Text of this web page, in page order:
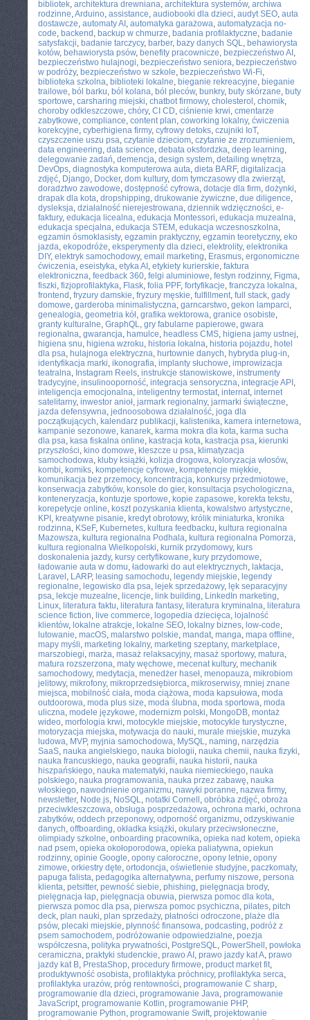
bibliotek, architektura drewniana, architektura systemów, archiwa
rodzinne,Arduino, assistance, audiobooki dla dzieci, audyt SEO, auta
dostawcze, automaty AI , automatyka garażowa, automatyzacja no-
code, backend , backup w chmurze, badania profilaktyczne, badanie
satysfakcji, badanie tarczycy, barber, bazy danych SQL, behawiorysta
kotów, behawiorysta psów, benefity pracownicze, bezpieczeństwo AI ,
bezpieczeństwo hulajnogi, bezpieczeństwo seniora, bezpieczeństwo
w podróży, bezpieczeństwo w szkole, bezpieczeństwo Wi-Fi,
biblioteka szkolna, biblioteki lokalne, bieganie rekreacyjne, bieganie
trailowe, ból barku, ból kolana, ból pleców, bunkry, buty skórzane, buty
sportowe, carsharing miejski, chatbot firmowy, cholesterol , chomik,
choroby odkleszczowe, chóry, CI CD, ciśnienie krwi, cmentarze
zabytkowe, compliance, content plan, coworking lokalny, ćwiczenia
korekcyjne, cyberhigiena firmy, cyfrowy detoks, czujniki IoT,
czyszczenie uszu psa, czytanie dzieciom, czytanie ze zrozumieniem,
data engineering, data science, debata oksfordzka, deep learning,
delegowanie zadań, demencja, design system, detailing wnętrza,
DevOps, diagnostyka komputerowa auta, dieta BARF, digitalizacja
zdjęć, Django, Docker, dom kultury, dom tymczasowy dla zwierząt,
doradztwo zawodowe, dostępność cyfrowa, dotacje dla firm, dożynki,
drapak dla kota, dropshipping, drukowanie żywiczne, due diligence,
dysleksja, działalność nierejestrowana, dziennik wdzięczności, e-
faktury, edukacja licealna, edukacja Montessori, edukacja muzealna,
edukacja specjalna, edukacja STEM , edukacja wczesnoszkolna,
egzamin ósmoklasisty, egzamin praktyczny, egzamin teoretyczny, eko
jazda, ekopodróże, eksperymenty dla dzieci, elektrolity, elektronika
DIY, elektryk samochodowy, email marketing, Erasmus, ergonomiczne
ćwiczenia, eseistyka, etyka AI , etykiety kurierskie, faktura
elektroniczna, feedback 360, felgi aluminiowe, festyn rodzinny, Figma,
fiszki, fizjoprofilaktyka, Flask, folia PPF, fortyfikacje, franczyza lokalna,
frontend , fryzury damskie, fryzury męskie, fulfillment, full stack, gady
domowe, garderoba minimalistyczna, garncarstwo, gekon lamparci,
genealogia, geometria kół, grafika wektorowa, granice osobiste,
granty kulturalne, GraphQL, gry fabularne papierowe, gwara
regionalna, gwarancja, hamulce, headless CMS, higiena jamy ustnej,
higiena snu, higiena wzroku, historia lokalna, historia pojazdu, hotel
dla psa, hulajnoga elektryczna, hurtownie danych, hybryda plug-in,
identyfikacja marki, ikonografia, implanty słuchowe, improwizacja
teatralna, Instagram Reels, instrukcje stanowiskowe, instrumenty
tradycyjne, insulinooporność, integracja sensoryczna, integracje API ,
inteligencja emocjonalna, inteligentny termostat, internat, internet
satelitarny, inwestor anioł, jarmark regionalny, jarmarki świąteczne,
jazda defensywna, jednoosobowa działalność, joga dla
początkujących, kalendarz publikacji, kalistenika, kamera internetowa,
kampanie sezonowe, kanarek, karma mokra dla kota, karma sucha
dla psa, kasa fiskalna online, kastracja kota, kastracja psa, kierunki
przyszłości, kino domowe, kleszcze u psa, klimatyzacja
samochodowa, kluby książki, kolizja drogowa, koloryzacja włosów,
kombi, komiks, kompetencje cyfrowe, kompetencje miękkie,
komunikacja bez przemocy, koncentracja, konkursy przedmiotowe,
konserwacja zabytków, konsole do gier, konsultacja psychologiczna,
konteneryzacja, kontuzje sportowe, kopie zapasowe, korekta tekstu,
korepetycje online, koszt pozyskania klienta, kowalstwo artystyczne,
KPI , kreatywne pisanie, kredyt obrotowy, królik miniaturka, kronika
rodzinna, KSeF, Kubernetes, kultura feedbacku, kultura regionalna
Mazowsza, kultura regionalna Podhala, kultura regionalna Pomorza,
kultura regionalna Wielkopolski, kurnik przydomowy, kurs
doskonalenia jazdy, kursy certyfikowane, kury przydomowe,
ładowanie auta w domu, ładowarki do aut elektrycznych, laktacja,
Laravel , LARP, leasing samochodu, legendy miejskie, legendy
regionalne, legowisko dla psa, lejek sprzedażowy, lęk separacyjny
psa, lekcje muzealne, licencje, link building, LinkedIn marketing,
Linux, literatura faktu, literatura fantasy, literatura kryminalna, literatura
science fiction, live commerce, logopedia dziecięca, lojalność
klientów, lokalne atrakcje, lokalne SEO, lokalny biznes, low-code,
lutowanie, macOS, malarstwo polskie, mandat, manga, mapa offline,
mapy myśli, marketing lokalny, marketing szeptany, marketplace,
marszobiegi, marża, masaż relaksacyjny, masaż sportowy, matura,
matura rozszerzona, maty węchowe, mecenat kultury, mechanik
samochodowy, medytacja, menedżer haseł, menopauza, mikrobiom
jelitowy, mikrofony, mikroprzedsiębiorca, mikroserwisy, mniej znane
miejsca, mobilność ciała, moda ciążowa, moda kapsułowa, moda
outdoorowa, moda plus size, moda ślubna, moda sportowa, moda
uliczna, modele językowe, modernizm polski, MongoDB, montaż
wideo, morfologia krwi, motocykle miejskie, motocykle turystyczne,
motoryzacja miejska, motywacja do nauki, murale miejskie, muzyka
ludowa, MVP, myjnia samochodowa, MySQL, naming, narzędzia
SaaS, nauka angielskiego, nauka biologii, nauka chemii, nauka fizyki,
nauka francuskiego, nauka geografii, nauka historii, nauka
hiszpańskiego, nauka matematyki, nauka niemieckiego, nauka
polskiego, nauka programowania, nauka przez zabawę, nauka
włoskiego, nawodnienie organizmu, nawyki poranne, nazwa firmy,
newsletter, Node.js, NoSQL, notatki Cornell , obróbka zdjęć, obroża
przeciwkleszczowa, obsługa posprzedażowa, ochrona marki, ochrona
zabytków, oddech przeponowy, odporność organizmu, odzyskiwanie
danych, offboarding, okładka książki, okulary przeciwsłoneczne,
olimpiady szkolne, onboarding pracownika, opieka nad kotem, opieka
nad psem, opieka okołoporodowa, opieka paliatywna, opiekun
rodzinny, opinie Google, opony całoroczne, opony letnie, opony
zimowe, orkiestry dęte, ortodoncja, oświetlenie studyjne, paczkomaty,
papuga falista, pedagogika alternatywna, perfumy niszowe, persona
klienta, petsitter, pewność siebie, phishing, pielęgnacja brody,
pielęgnacja łap, pielęgnacja obuwia, pierwsza pomoc dla kota,
pierwsza pomoc dla psa, pierwsza pomoc psychiczna, pilates, pitch
deck, plan nauki, plan sprzedaży, płatności odroczone, plaże dla
psów, plecaki miejskie, płynność finansowa, podcasting, podróż z
psem samochodem, podróżowanie odpowiedzialne, poezja
współczesna, polityka prywatności, PostgreSQL, PowerShell , powłoka
ceramiczna, praktyki studenckie, prawo AI , prawo jazdy kat A, prawo
jazdy kat B, PrestaShop, procedury firmowe, product market fit,
produktywność osobista, profilaktyka próchnicy, profilaktyka serca,
profilaktyka urazów, próg rentowności, programowanie C sharp,
programowanie dla dzieci, programowanie Java, programowanie
JavaScript, programowanie Kotlin, programowanie PHP,
programowanie Python, programowanie Swift, projektowanie